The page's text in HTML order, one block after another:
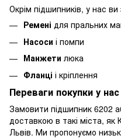
Окрім підшипників, у нас
Ремені для пральних
Насоси і помпи
Манжети люка
Фланці і кріплення
Переваги покупки у нас
Замовити підшипник 6202
доставкою в такі міста, як
Львів. Ми пропонуємо